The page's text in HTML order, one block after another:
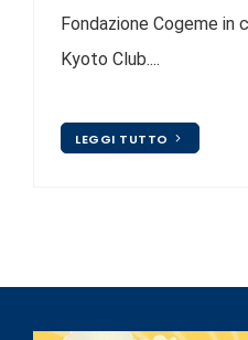
Fondazione Cogeme in
Kyoto Club....
LEGGI TUTTO